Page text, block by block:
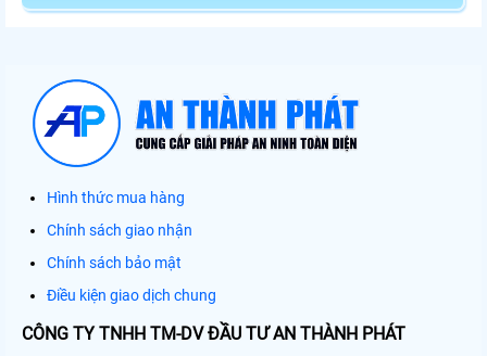
Hình thức mua hàng
Chính sách giao nhận
Chính sách bảo mật
Điều kiện giao dịch chung
CÔNG TY TNHH TM-DV ĐẦU TƯ AN THÀNH PHÁT